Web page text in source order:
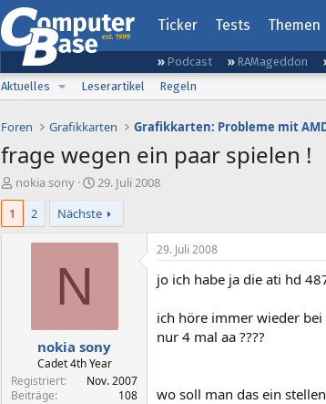
Ticker Tests Themen
Podcast RAMageddon
Aktuelles
Leserartikel Regeln
Foren Grafikkarten Grafikkarten: Probleme mit
frage wegen ein paar spielen !
E
r
t
nokia sony
E
r
s
t
e
m
29. Juli 2008
1
2 Nächste
N
nokia sony
Cadet 4th Year
Registriert
Nov. 2007
Beiträge
108
29. Juli 2008
jo ich habe ja die ati hd
ich höre immer wieder
nur 4 mal aa ????
wo soll man das ein